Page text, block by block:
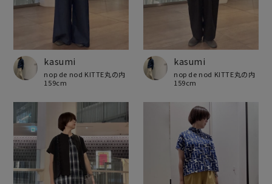
kasumi
nop de nod KITTE丸の内
159cm
kasumi
nop de nod KITTE丸の内
159cm